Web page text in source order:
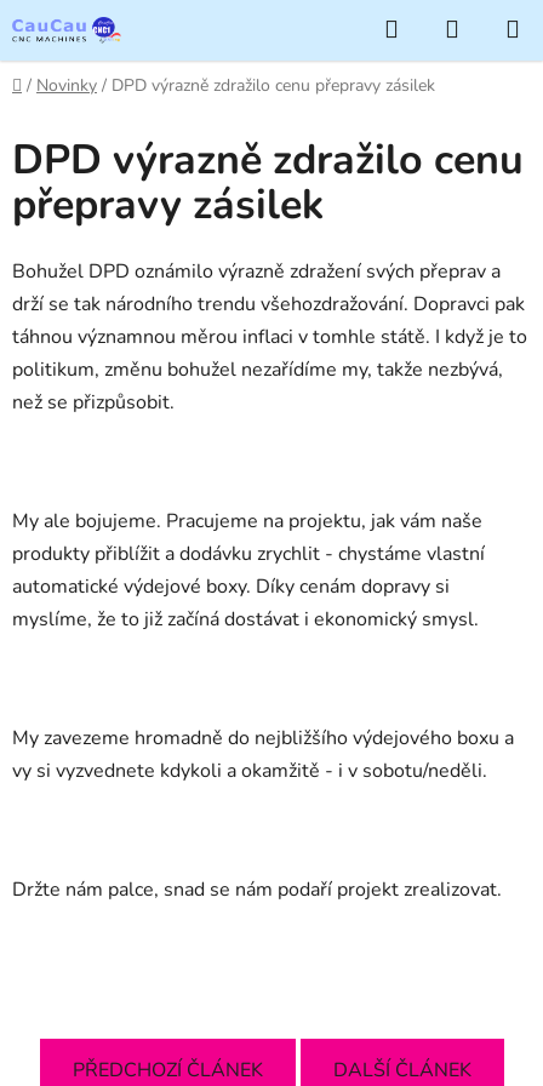
na
obsah
Hledat
KOŠÍK
Domů
/ Novinky / DPD výrazně zdražilo cenu přepravy zásilek
DPD výrazně zdražilo cenu
přepravy zásilek
Bohužel DPD oznámilo výrazně zdražení svých přeprav a
drží se tak národního trendu všehozdražování. Dopravci pak
táhnou významnou měrou inflaci v tomhle státě. I když je to
politikum, změnu bohužel nezařídíme my, takže nezbývá,
než se přizpůsobit.
My ale bojujeme. Pracujeme na projektu, jak vám naše
produkty přiblížit a dodávku zrychlit - chystáme vlastní
automatické výdejové boxy. Díky cenám dopravy si
myslíme, že to již začíná dostávat i ekonomický smysl.
My zavezeme hromadně do nejbližšího výdejového boxu a
vy si vyzvednete kdykoli a okamžitě - i v sobotu/neděli.
Držte nám palce, snad se nám podaří projekt zrealizovat.
PŘEDCHOZÍ ČLÁNEK DALŠÍ ČLÁNEK